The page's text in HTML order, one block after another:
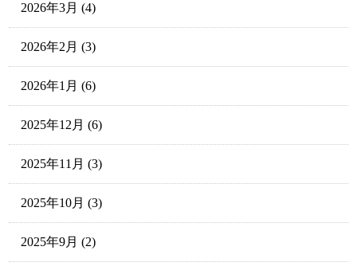
2026年3月 (4)
2026年2月 (3)
2026年1月 (6)
2025年12月 (6)
2025年11月 (3)
2025年10月 (3)
2025年9月 (2)